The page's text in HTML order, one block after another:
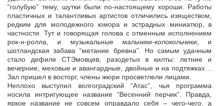
“голубую” тему, шутки были по-настоящему хороши. Работы
пластичных и талантливых артистов отличились изяществом,
редким для молодежного юмора и эстрадных миниатюр, в
частности. Тут и говорящая голова с отменным исполнением
рок-н-ролла, и музыкальные мальчики-колокольчики, и
шотландская забава “метание бревна”. Но самым удачным
стало дефиле СТЭмовцев, разодетых в килты: летние и
вечерние, меховые и авангардные, двойные и на подтяжках…
Зал пришел в восторг, члены жюри просветлели лицами.
Неплохо выступил волгоградский “Атас”, чья программа
носила интригующее название “Весенний перчик”. Правда,
яркое название не совсем оправдало себя – чего-чего, а